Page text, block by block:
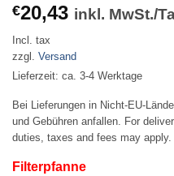
€20,43 inkl. MwSt./
Incl. tax
zzgl. Versand
Lieferzeit: ca. 3-4 Werktage
Bei Lieferungen in Nicht-EU-
und Gebühren anfallen. For
duties, taxes and fees may apply.
Filterpfanne